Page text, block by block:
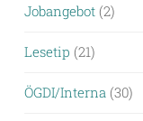
Jobangebot (2)
Lesetip (21)
ÖGDI/Interna (30)